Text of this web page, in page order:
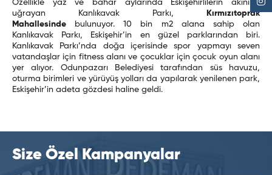
Özellikle yaz ve bahar aylarında Eskişehirlilerin akınına
uğrayan Kanlıkavak Parkı,
Kırmızıtoprak
Mahallesinde
bulunuyor. 10 bin m2 alana sahip olan
Kanlıkavak Parkı, Eskişehir’in en güzel parklarından biri.
Kanlıkavak Parkı’nda doğa içerisinde spor yapmayı seven
vatandaşlar için fitness alanı ve çocuklar için çocuk oyun alanı
yer alıyor. Odunpazarı Belediyesi tarafından süs havuzu,
oturma birimleri ve yürüyüş yolları da yapılarak yenilenen park,
Eskişehir’in adeta gözdesi haline geldi.
Size Özel Kampanyalar